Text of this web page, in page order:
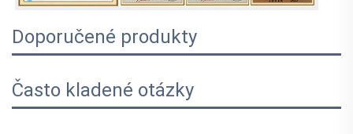
Doporučené produkty
Často kladené otázky